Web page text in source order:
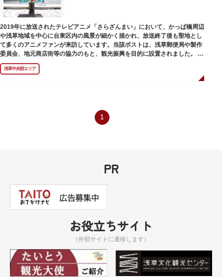
2019年に放送されたテレビアニメ「さらざんまい」において、かっぱ橋周辺
や浅草地域を中心に台東区内の風景が細かく描かれ、放送終了後も聖地とし
て多くのアニメファンが来訪しています。当該ポストは、浅草郵便局や製作
委員会、地元商店街等の協力のもと、観光振興を目的に設置されました。
<「さらざんまい」監督の幾原邦彦氏のコメント>
「実在する風景を舞台として制作したキャラクターたちが、このような形で
地域の方々にも受け入れていただけて大変嬉しいです。聖地巡礼のシンボル
浅草中央部エリア
1
PR
お役立ちサイト
（外部サイトに遷移します）